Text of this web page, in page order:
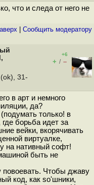
что и следа от него не
Cообщить модератору
+6
+ / –
(ok), 31-
в арт и немного
да?
только! в
борьба идет за
вейки, вкорячивать
виртуалке,
на нативный софт!
быть не
Чтобы джаву
код, как so'шники,